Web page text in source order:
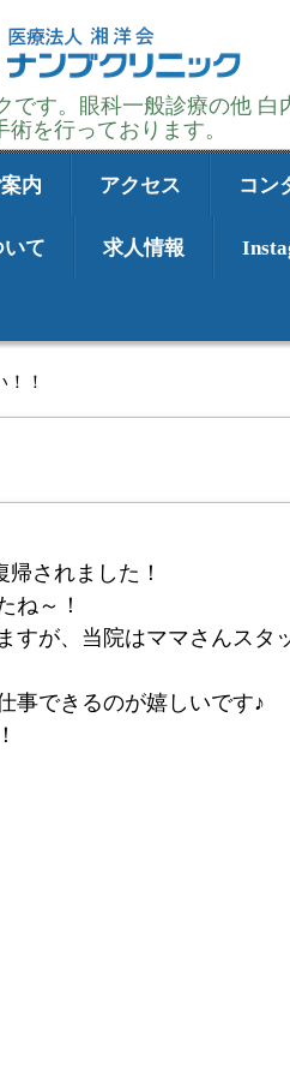
す。眼科一般診療の他 白
術を行っております。
内 アクセス コン
て 求人情報
！
されました！
ね～！
すが、当院はママさんスタ
事できるのが嬉しいです♪